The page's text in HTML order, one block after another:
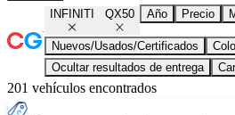
INFINITI QX50 Año Precio
Nuevos/Usados/Certificados
Ocultar resultados de entrega
201 vehículos encontrados